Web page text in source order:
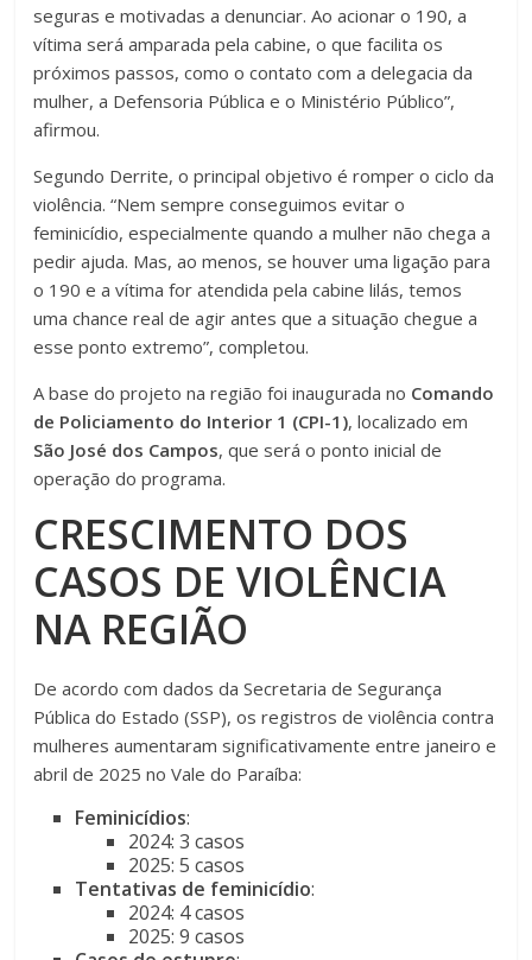
seguras e motivadas a denunciar. Ao acionar o 190, a
vítima será amparada pela cabine, o que facilita os
próximos passos, como o contato com a delegacia da
mulher, a Defensoria Pública e o Ministério Público”,
afirmou.
Segundo Derrite, o principal objetivo é romper o ciclo da
violência. “Nem sempre conseguimos evitar o
feminicídio, especialmente quando a mulher não chega a
pedir ajuda. Mas, ao menos, se houver uma ligação para
o 190 e a vítima for atendida pela cabine lilás, temos
uma chance real de agir antes que a situação chegue a
esse ponto extremo”, completou.
A base do projeto na região foi inaugurada no Comando
de Policiamento do Interior 1 (CPI-1), localizado em
São José dos Campos, que será o ponto inicial de
operação do programa.
CRESCIMENTO DOS
CASOS DE VIOLÊNCIA
NA REGIÃO
De acordo com dados da Secretaria de Segurança
Pública do Estado (SSP), os registros de violência contra
mulheres aumentaram significativamente entre janeiro e
abril de 2025 no Vale do Paraíba:
Feminicídios:
2024: 3 casos
2025: 5 casos
Tentativas de feminicídio:
2024: 4 casos
2025: 9 casos